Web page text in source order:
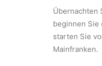
Übernachten
beginnen Sie
starten Sie
Mainfranken.